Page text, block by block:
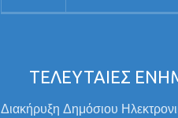
ΤΕΛΕΥΤΑΙΕΣ
Διακήρυξη Δημόσιου